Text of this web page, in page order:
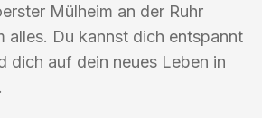
Mülheim an der Ruhr
alles. Du kannst dich entspannt
dich auf dein neues Leben in